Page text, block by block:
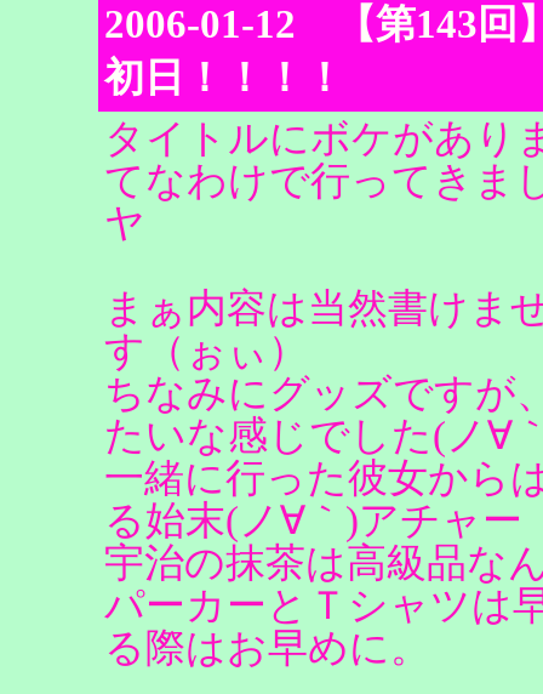
2006-01-12 【第143回
初日！！！！
タイトルにボケがあり
てなわけで行ってきま
ヤ
まぁ内容は当然書けま
す（ぉぃ）
ちなみにグッズですが
たいな感じでした(ノ∀
一緒に行った彼女から
る始末(ノ∀｀)アチャー
宇治の抹茶は高級品な
パーカーとＴシャツは
る際はお早めに。